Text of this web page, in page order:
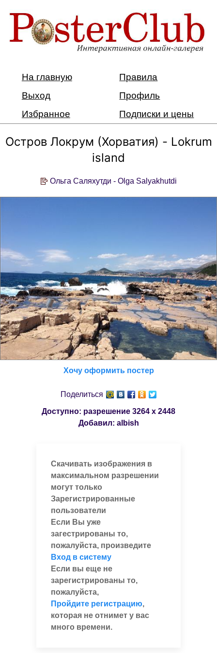
На главную
Правила
Выход
Профиль
Избранное
Подписки и цены
Остров Локрум (Хорватия) - Lokrum
island
Ольга Саляхутди - Olga Salyakhutdi
Хочу оформить постер
Поделиться
Доступно: разрешение 3264 x 2448
Добавил: albish
Скачивать изображения в
максимальном разрешении
могут только
Зарегистрированные
пользователи
Если Вы уже
загестрированы то,
пожалуйста, произведите
Вход в систему
Если вы еще не
зарегистрированы то,
пожалуйста,
Пройдите регистрацию,
которая не отнимет у вас
много времени.